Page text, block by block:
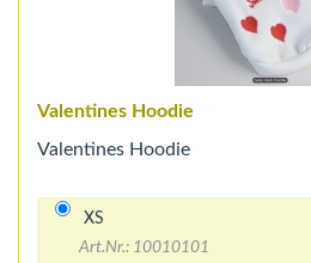
Valentines Hoodie
Valentines Hoodie
XS
Art.Nr.: 10010101